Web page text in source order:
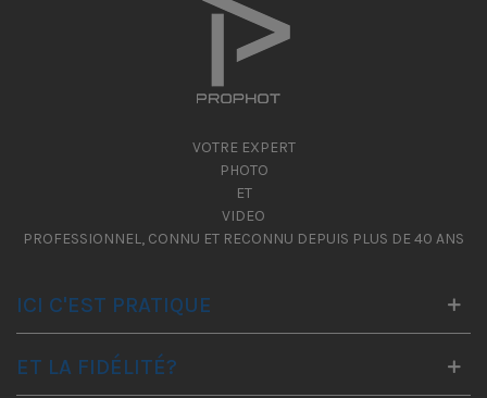
VOTRE EXPERT
PHOTO
ET
VIDEO
PROFESSIONNEL, CONNU ET RECONNU DEPUIS PLUS DE 40 ANS
ICI C'EST PRATIQUE
ET LA FIDÉLITÉ?